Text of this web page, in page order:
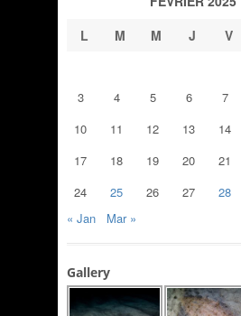
L
M M J V
3
4 5 6 7
10
11 12 13 14
17
18 19 20 21
24
25 26 27
28
« Jan
Mar »
Gallery